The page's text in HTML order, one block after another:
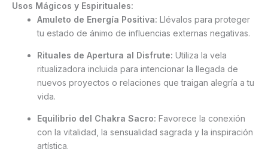
Usos Mágicos y Espirituales:
Amuleto de Energía Positiva: Llévalos para proteger
tu estado de ánimo de influencias externas negativas.
Rituales de Apertura al Disfrute: Utiliza la vela
ritualizadora incluida para intencionar la llegada de
nuevos proyectos o relaciones que traigan alegría a tu
vida.
Equilibrio del Chakra Sacro: Favorece la conexión
con la vitalidad, la sensualidad sagrada y la inspiración
artística.